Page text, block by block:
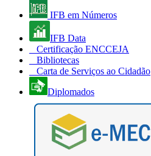
IFB em Números
IFB Data
Certificação ENCCEJA
Bibliotecas
Carta de Serviços ao Cidadão
Diplomados